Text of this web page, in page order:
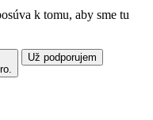
k tomu, aby sme tu
Už podporujem